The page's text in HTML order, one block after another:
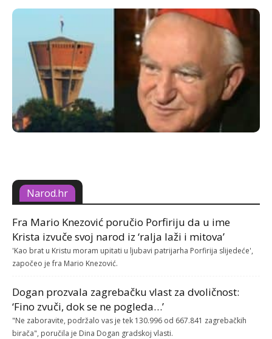
Narod.hr
Fra Mario Knezović poručio Porfiriju da u ime
Krista izvuče svoj narod iz ‘ralja laži i mitova’
'Kao brat u Kristu moram upitati u ljubavi patrijarha Porfirija slijedeće',
započeo je fra Mario Knezović.
Dogan prozvala zagrebačku vlast za dvoličnost:
‘Fino zvuči, dok se ne pogleda…’
"Ne zaboravite, podržalo vas je tek 130.996 od 667.841 zagrebačkih
birača", poručila je Dina Dogan gradskoj vlasti.